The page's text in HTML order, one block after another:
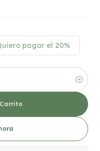
pagar el 20%